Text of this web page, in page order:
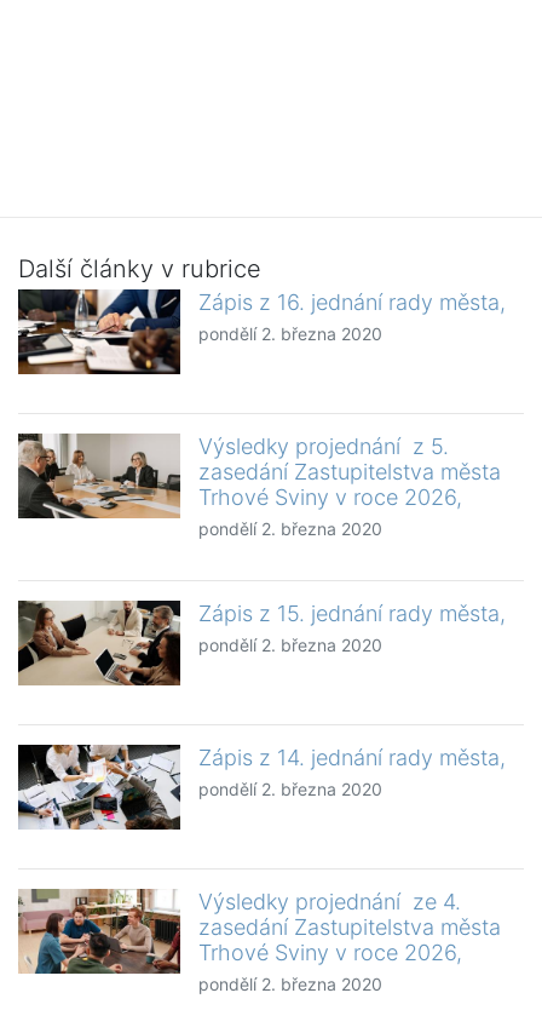
Další články v rubrice
Zápis z 16. jednání rady města,
pondělí 2. března 2020
Výsledky projednání z 5.
zasedání Zastupitelstva města
Trhové Sviny v roce 2026,
pondělí 2. března 2020
Zápis z 15. jednání rady města,
pondělí 2. března 2020
Zápis z 14. jednání rady města,
pondělí 2. března 2020
Výsledky projednání ze 4.
zasedání Zastupitelstva města
Trhové Sviny v roce 2026,
pondělí 2. března 2020